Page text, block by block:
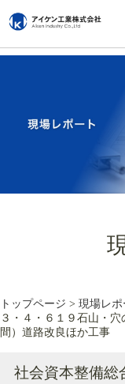
トップページ > 現場レ
３・４・６１９石山・
間）道路改良ほか工事
社会資本整備